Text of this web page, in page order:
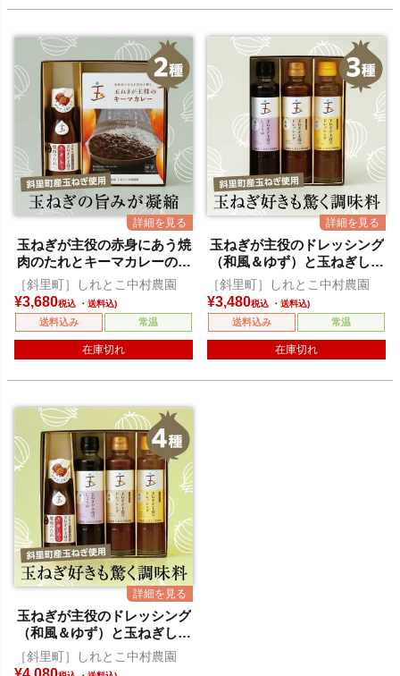
玉ねぎが主役の赤身にあう焼
肉のたれとキーマカレーのセ
ット
［斜里町］しれとこ中村農園
¥3,680税込
送料込み 常温
在庫切れ
玉ねぎが主役のドレッシング
（和風＆ゆず）と玉ねぎしょ
うゆ
［斜里町］しれとこ中村農園
¥3,480税込
送料込み 常温
在庫切れ
玉ねぎが主役のドレッシング
（和風＆ゆず）と玉ねぎしょ
うゆと赤身にあう焼肉のたれ
［斜里町］しれとこ中村農園